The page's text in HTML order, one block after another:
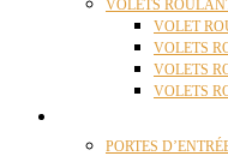
VOLETS
VOLET
VOLETS
VOLETS
VOLETS
PORTES